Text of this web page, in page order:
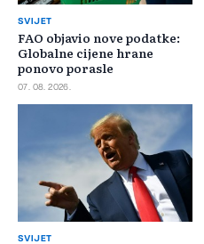
SVIJET
FAO objavio nove podatke:
Globalne cijene hrane
ponovo porasle
07. 08. 2026.
SVIJET